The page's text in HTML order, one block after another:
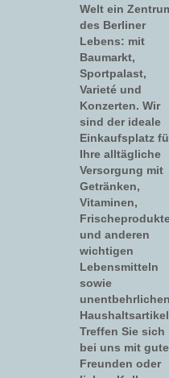
Welt ein
des Berliner
Lebens: mit
Baumarkt,
Sportpalast,
Varieté und
Konzerten. Wir
sind der ideale
Einkaufsplatz
Ihre alltägliche
Versorgung mit
Getränken,
Vitaminen,
und anderen
wichtigen
Lebensmitteln
sowie
Treffen Sie sich
bei uns mit
Freunden oder